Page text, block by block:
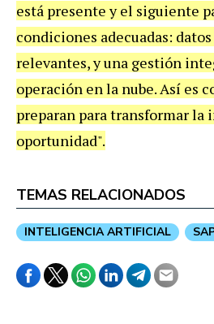
está presente y el siguiente
condiciones adecuadas:
relevantes, y una gestión
operación en la nube. Así es
preparan para transformar la
oportunidad".
TEMAS RELACIONADOS
INTELIGENCIA ARTIFICIAL